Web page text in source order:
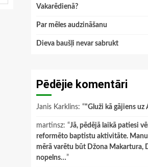
Vakarēdienā?
Par mēles audzināšanu
Dieva baušļi nevar sabrukt
Pēdējie komentāri
Janis Karklins: “"Gluži kā gājiens uz
martinsz: “Jā, pēdējā laikā patiesi
reformēto baptistu aktivitāte.
mērā varētu būt Džona Makartura,
nopelns…”